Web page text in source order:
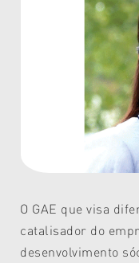
O GAE que visa
catalisador do
desenvolvimento